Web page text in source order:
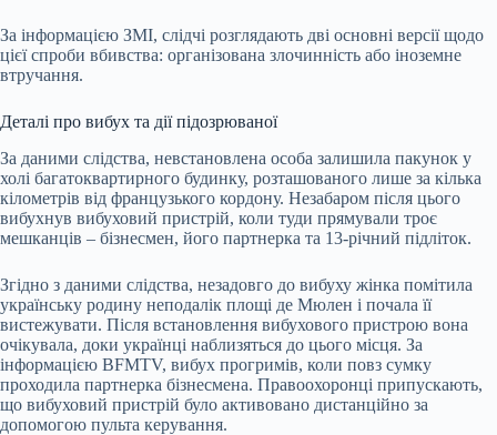
За інформацією ЗМІ, слідчі розглядають дві основні версії щодо
цієї спроби вбивства: організована злочинність або іноземне
втручання.
Деталі про вибух та дії підозрюваної
За даними слідства, невстановлена особа залишила пакунок у
холі багатоквартирного будинку, розташованого лише за кілька
кілометрів від французького кордону. Незабаром після цього
вибухнув вибуховий пристрій, коли туди прямували троє
мешканців – бізнесмен, його партнерка та 13-річний підліток.
Згідно з даними слідства, незадовго до вибуху жінка помітила
українську родину неподалік площі де Мюлен і почала її
вистежувати. Після встановлення вибухового пристрою вона
очікувала, доки українці наблизяться до цього місця. За
інформацією BFMTV, вибух прогримів, коли повз сумку
проходила партнерка бізнесмена. Правоохоронці припускають,
що вибуховий пристрій було активовано дистанційно за
допомогою пульта керування.